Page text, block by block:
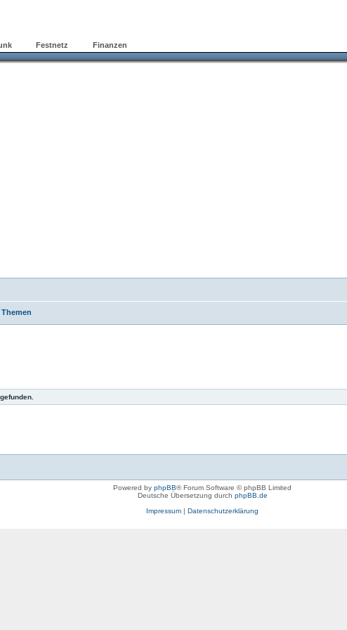
Festnetz Finanzen
Powered by phpBB® Forum Software © phpBB Limited
Deutsche Übersetzung durch phpBB.de
Impressum | Datenschutzerklärung